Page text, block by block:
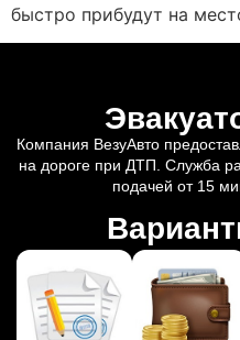
быстро прибудут на
Компания ВезуАвто
на дороге при ДТП. Служба
подачей от 15